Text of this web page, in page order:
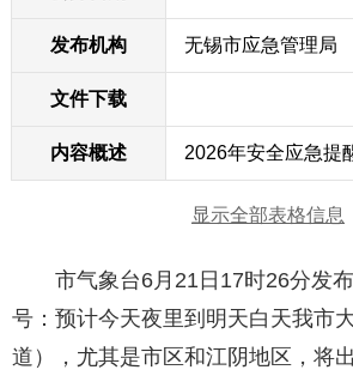
发布机构 无锡市应急管理局
文件下载
内容概述 2026年安全应急提
显示全部表格信息
市气象台6月21日17时26分发布
号：预计今天夜里到明天白天我市
道），尤其是市区和江阴地区，将